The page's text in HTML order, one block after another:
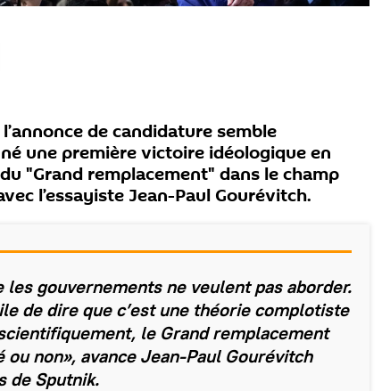
de candidature semble
une première victoire idéologique en
"Grand remplacement" dans le champ
l’essayiste Jean-Paul Gourévitch.
les gouvernements ne veulent pas aborder.
de dire que c’est une théorie complotiste
le Grand remplacement
non», avance Jean-Paul Gourévitch
de Sputnik.